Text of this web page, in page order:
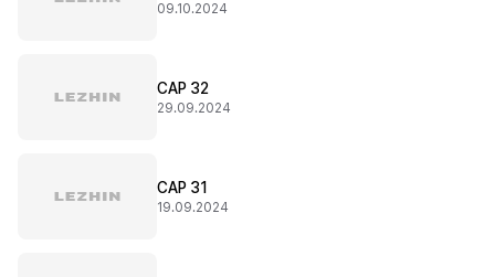
09.10.2024
CAP 32
29.09.2024
CAP 31
19.09.2024